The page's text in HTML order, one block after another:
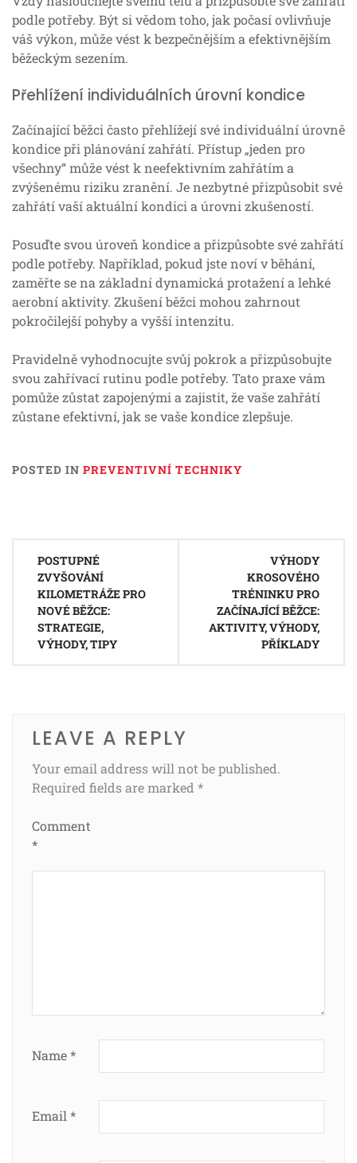
podle potřeby. Být si vědom toho, jak počasí ovlivňuje
váš výkon, může vést k bezpečnějším a efektivnějším
běžeckým sezením.
Přehlížení individuálních úrovní kondice
Začínající běžci často přehlížejí své individuální úrovně
kondice při plánování zahřátí. Přístup „jeden pro
všechny“ může vést k neefektivním zahřátím a
zvýšenému riziku zranění. Je nezbytné přizpůsobit své
zahřátí vaší aktuální kondici a úrovni zkušeností.
Posuďte svou úroveň kondice a přizpůsobte své zahřátí
podle potřeby. Například, pokud jste noví v běhání,
zaměřte se na základní dynamická protažení a lehké
aerobní aktivity. Zkušení běžci mohou zahrnout
pokročilejší pohyby a vyšší intenzitu.
Pravidelně vyhodnocujte svůj pokrok a přizpůsobujte
svou zahřívací rutinu podle potřeby. Tato praxe vám
pomůže zůstat zapojenými a zajistit, že vaše zahřátí
zůstane efektivní, jak se vaše kondice zlepšuje.
POSTED IN PREVENTIVNÍ TECHNIKY
navigation
POSTUPNÉ
ZVYŠOVÁNÍ
KILOMETRÁŽE PRO
NOVÉ BĚŽCE:
STRATEGIE,
VÝHODY, TIPY
VÝHODY
KROSOVÉHO
TRÉNINKU PRO
ZAČÍNAJÍCÍ BĚŽCE:
AKTIVITY, VÝHODY,
PŘÍKLADY
LEAVE A REPLY
Your email address will not be published.
Required fields are marked *
Comment
*
Name*
Email *